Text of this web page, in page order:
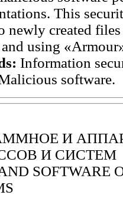
This
newly created
using
Information
software.
И
И СИСТЕМ
SOFTWARE